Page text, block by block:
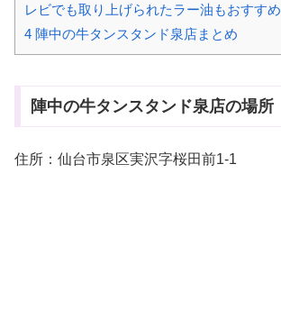
レビでも取り上げられたラー油もおすすめ
4 陣中の牛タンスタンド泉店まとめ
陣中の牛タンスタンド泉店の場所
住所：仙台市泉区実沢字桜田前1-1